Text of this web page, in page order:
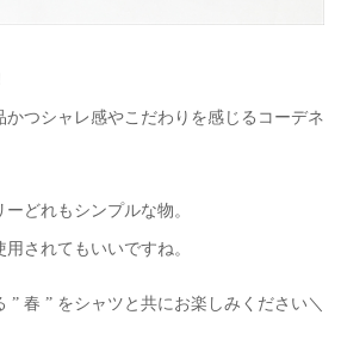
かつシャレ感やこだわりを感じるコーデネ
どれもシンプルな物。
されてもいいですね。
” 春 ” をシャツと共にお楽しみください＼